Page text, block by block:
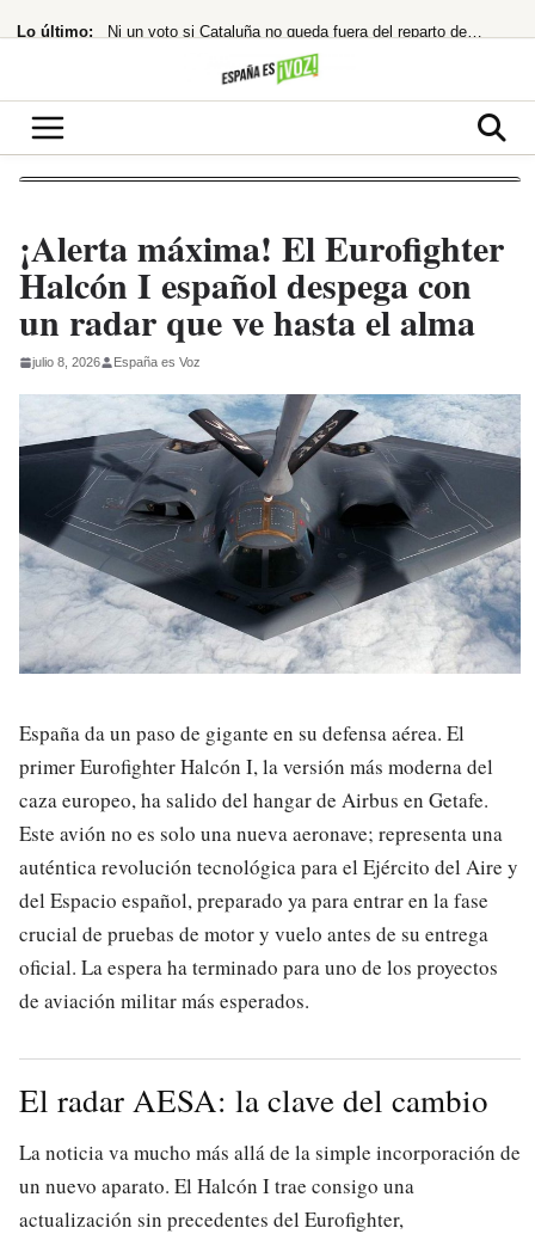
al Lo último: Ni un voto si Cataluña no queda fuera del reparto de menores de Ceuta
¿El principio del fin para la izquierda?
¡Alerta máxima! El Eurofighter
Halcón I español despega con
un radar que ve hasta el alma
julio 8, 2026 España es Voz
España da un paso de gigante en su defensa aérea. El
primer Eurofighter Halcón I, la versión más moderna del
caza europeo, ha salido del hangar de Airbus en Getafe.
Este avión no es solo una nueva aeronave; representa una
auténtica revolución tecnológica para el Ejército del Aire y
del Espacio español, preparado ya para entrar en la fase
crucial de pruebas de motor y vuelo antes de su entrega
oficial. La espera ha terminado para uno de los proyectos
de aviación militar más esperados.
El radar AESA: la clave del cambio
La noticia va mucho más allá de la simple incorporación de
un nuevo aparato. El Halcón I trae consigo una
actualización sin precedentes del Eurofighter,